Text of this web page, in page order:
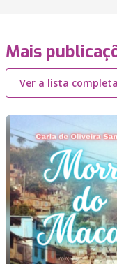
Mais
Ver a lista completa